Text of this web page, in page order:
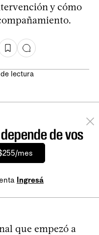
y cómo
lectura
de vos
mes
Ingresá
que empezó a